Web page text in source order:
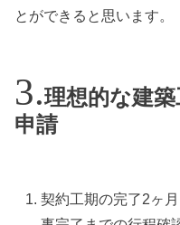
とができると思います。
理想的な建
申請
契約工期の完了2ヶ